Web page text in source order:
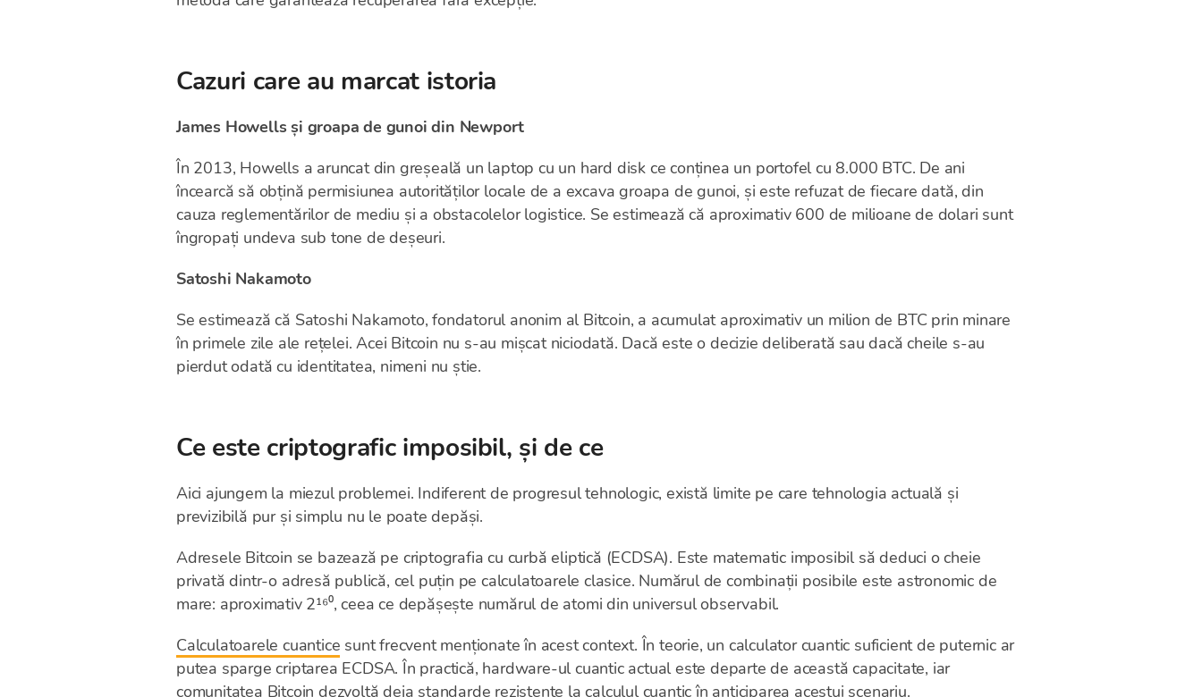
Cazuri care au marcat istoria
James Howells și groapa de gunoi din Newport
În 2013, Howells a aruncat din greșeală un laptop cu un hard disk ce conținea un portofel cu 8.000 BTC. De ani
încearcă să obțină permisiunea autorităților locale de a excava groapa de gunoi, și este refuzat de fiecare dată, din
cauza reglementărilor de mediu și a obstacolelor logistice. Se estimează că aproximativ 600 de milioane de dolari sunt
îngropați undeva sub tone de deșeuri.
Satoshi Nakamoto
Se estimează că Satoshi Nakamoto, fondatorul anonim al Bitcoin, a acumulat aproximativ un milion de BTC prin minare
în primele zile ale rețelei. Acei Bitcoin nu s-au mișcat niciodată. Dacă este o decizie deliberată sau dacă cheile s-au
pierdut odată cu identitatea, nimeni nu știe.
Ce este criptografic imposibil, și de ce
Aici ajungem la miezul problemei. Indiferent de progresul tehnologic, există limite pe care tehnologia actuală și
previzibilă pur și simplu nu le poate depăși.
Adresele Bitcoin se bazează pe criptografia cu curbă eliptică (ECDSA). Este matematic imposibil să deduci o cheie
privată dintr-o adresă publică, cel puțin pe calculatoarele clasice. Numărul de combinații posibile este astronomic de
mare: aproximativ 2¹⁶⁰, ceea ce depășește numărul de atomi din universul observabil.
Calculatoarele cuantice sunt frecvent menționate în acest context. În teorie, un calculator cuantic suficient de puternic ar
putea sparge criptarea ECDSA. În practică, hardware-ul cuantic actual este departe de această capacitate, iar
comunitatea Bitcoin dezvoltă deja standarde rezistente la calculul cuantic în anticiparea acestui scenariu.